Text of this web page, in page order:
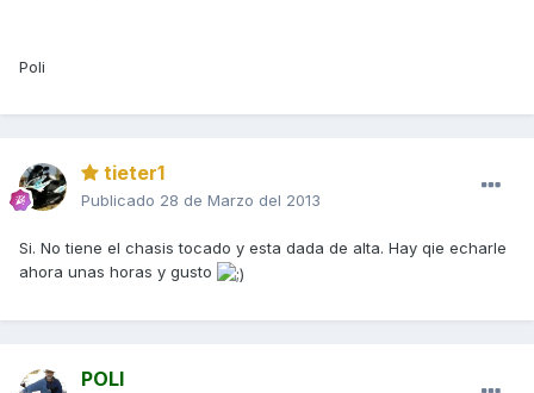
Poli
tieter1
Publicado 28 de Marzo del 2013
Si. No tiene el chasis tocado y esta dada de alta. Hay qie echarle
ahora unas horas y gusto
POLI